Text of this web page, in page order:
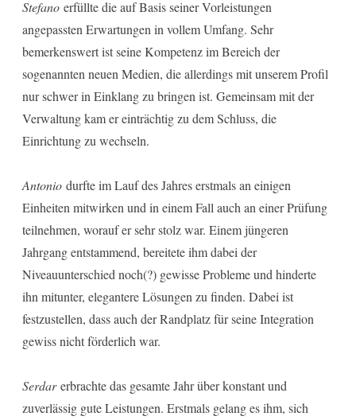
Stefano erfüllte die auf Basis seiner Vorleistungen
angepassten Erwartungen in vollem Umfang. Sehr
bemerkenswert ist seine Kompetenz im Bereich der
sogenannten neuen Medien, die allerdings mit unserem Profil
nur schwer in Einklang zu bringen ist. Gemeinsam mit der
Verwaltung kam er einträchtig zu dem Schluss, die
Einrichtung zu wechseln.
Antonio durfte im Lauf des Jahres erstmals an einigen
Einheiten mitwirken und in einem Fall auch an einer Prüfung
teilnehmen, worauf er sehr stolz war. Einem jüngeren
Jahrgang entstammend, bereitete ihm dabei der
Niveauunterschied noch(?) gewisse Probleme und hinderte
ihn mitunter, elegantere Lösungen zu finden. Dabei ist
festzustellen, dass auch der Randplatz für seine Integration
gewiss nicht förderlich war.
Serdarerbrachte das gesamte Jahr über konstant und
zuverlässig gute Leistungen. Erstmals gelang es ihm, sich